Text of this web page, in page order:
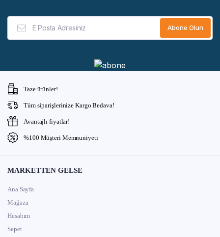
Taze ürünler!
Tüm siparişlerinize Kargo Bedava!
Avantajlı fiyatlar!
%100 Müşteri Memnuniyeti
MARKETTEN GELSE
Ana Sayfa
Mağaza
Hesabım
Sepet